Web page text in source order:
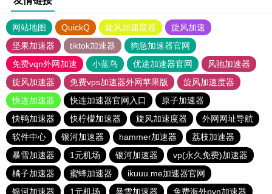
网站地图 QuickQ 旋风加速度器
旋风加速
坚果加速器
tiktok加速器
狗急加速器官网
免费vqn外网加速
小蓝鸟 优途加速器官网
风驰加速器
旋风加速器
免费vps加速器外网苹果版
旋风加速度器
快连加速器
快连加速器官网入口
原子加速器
快鸭加速器
快柠檬加速器 旋风加速度器
外网网址导航
软件中心
银河加速器 hammer加速器
荔枝加速器
暴雪加速器
1元机场 银河加速器
vp(永久免费)加速器
橘子加速器
蜜蜂加速器
ikuuu.me加速器官网
银河加速器
1元机场 暴雪加速器 免费海外pvn加速器